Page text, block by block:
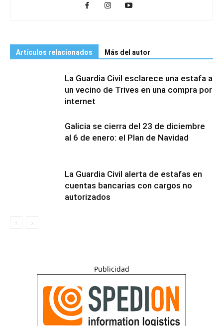
Artículos relacionados Más del autor
La Guardia Civil esclarece una estafa a
un vecino de Trives en una compra por
internet
Galicia se cierra del 23 de diciembre
al 6 de enero: el Plan de Navidad
La Guardia Civil alerta de estafas en
cuentas bancarias con cargos no
autorizados
Publicidad